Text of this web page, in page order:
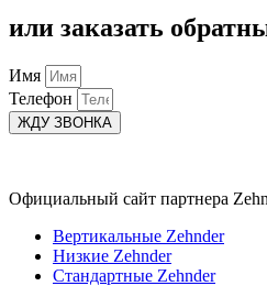
или заказать
Имя
Телефон
ЖДУ ЗВОНКА
Официальный сайт партнера
Вертикальные Zehnder
Низкие Zehnder
Стандартные Zehnder